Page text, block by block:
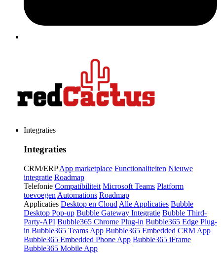
Integraties
Integraties
CRM/ERP App marketplace Functionaliteiten Nieuwe
integratie Roadmap
Telefonie Compatibiliteit Microsoft Teams Platform
toevoegen Automations Roadmap
Applicaties Desktop en Cloud Alle Applicaties Bubble
Desktop Pop-up Bubble Gateway Integratie Bubble Third-
Party-API Bubble365 Chrome Plug-in Bubble365 Edge Plug-
in Bubble365 Teams App Bubble365 Embedded CRM App
Bubble365 Embedded Phone App Bubble365 iFrame
Bubble365 Mobile App